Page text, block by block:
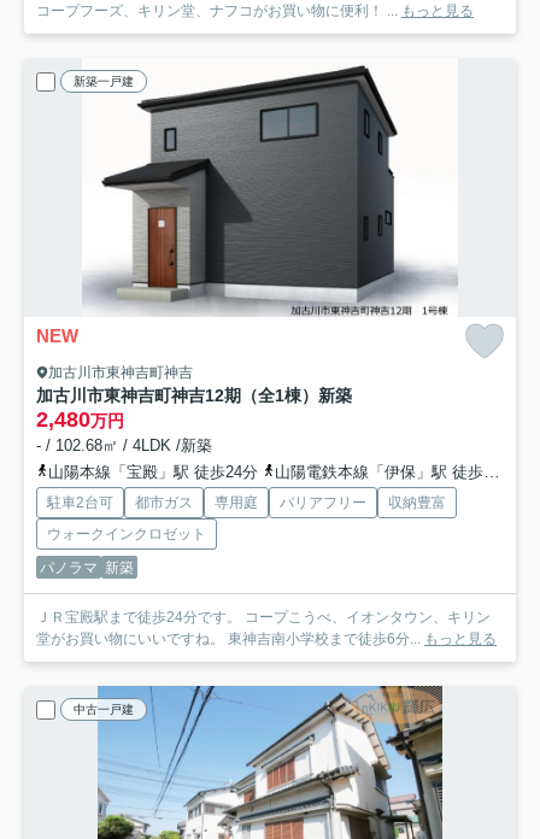
コープフーズ、キリン堂、ナフコがお買い物に便利！ ... もっと見る
新築一戸建
NEW
加古川市東神吉町神吉
加古川市東神吉町神吉12期（全1棟）新築
2,480万円
- / 102.68㎡ / 4LDK /新築
山陽本線「宝殿」駅 徒歩24分
山陽電鉄本線「伊保」駅 徒歩63分
駐車2台可 都市ガス 専用庭 バリアフリー
収納豊富
ウォークインクロゼット
パノラマ 新築
ＪＲ宝殿駅まで徒歩24分です。 コープこうべ、イオンタウン、キリン
堂がお買い物にいいですね。 東神吉南小学校まで徒歩6分... もっと見る
中古一戸建